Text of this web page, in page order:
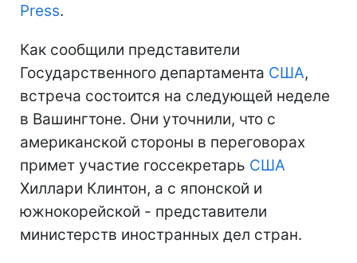
Press.
Как сообщили представители
Государственного департамента США,
встреча состоится на следующей неделе
в Вашингтоне. Они уточнили, что с
американской стороны в переговорах
примет участие госсекретарь США
Хиллари Клинтон, а с японской и
южнокорейской - представители
министерств иностранных дел стран.